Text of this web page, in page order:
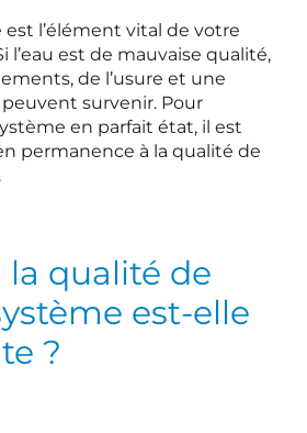
est l’élément vital de votre
l’eau est de mauvaise qualité,
de l’usure et une
survenir. Pour
en parfait état, il est
permanence à la qualité de
qualité de
est-elle
?